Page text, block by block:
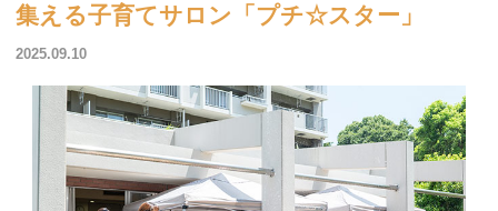
集える子育てサロン「プチ☆スター」
2025.09.10